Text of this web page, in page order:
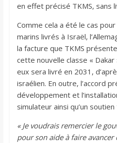
en effet précisé TKMS, sans
Comme cela a été le cas
marins livrés à Israël,
la facture que TKMS
cette nouvelle classe «
eux sera livré en 2031,
israélien. En outre, l’accord
développement et
simulateur ainsi qu’un soutien
« Je voudrais remercier le
pour son aide à faire